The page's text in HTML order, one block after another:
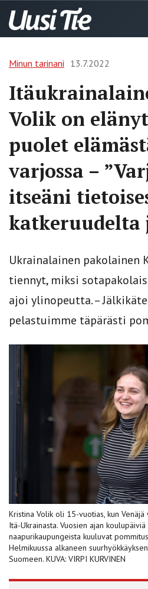
Minun tarinani 13.7.2022
Volik on
puolet
varjossa –
itseäni
katkeruudelta
Ukrainalainen pakolainen
tiennyt, miksi
ajoi ylinopeutta. –
pelastuimme täpärästi
Kristina Volik oli 15-vuotias, kun
Itä-Ukrainasta. Vuosien ajan
naapurikaupungeista kuuluvat
Helmikuussa alkaneen
Suomeen. KUVA: VIRPI KURVINEN